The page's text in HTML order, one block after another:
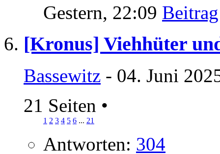
Gestern, 22:09
[Kronus] Viehhüter
Bassewitz - 04. Juni
21 Seiten •
1 2 3 4 5 6 ... 21
Antworten: 304